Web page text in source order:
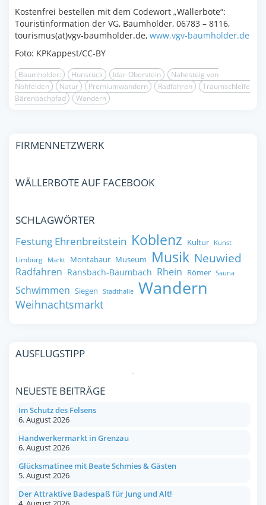
Kostenfrei bestellen mit dem Codewort „Wällerbote“:
Touristinformation der VG, Baumholder, 06783 – 8116,
tourismus(at)vgv-baumholder.de, www.vgv-baumholder.de
Foto: KPKappest/CC-BY
Baumholder: Hunsrück Idar-Oberstein
Nahesteig von
Nohfelden
Natur Premiumwandern Radfahren
Traumschleife
Bärenbachpfad
Wandern
FIRMENNETZWERK
WÄLLERBOTE AUF FACEBOOK
SCHLAGWÖRTER
Festung Ehrenbreitstein Koblenz Kultur Kunst
Limburg Markt Montabaur Museum Musik Neuwied
Radfahren Ransbach-Baumbach Rhein Römer Sauna
Schwimmen Siegen Stadthalle Wandern
Weihnachtsmarkt
AUSFLUGSTIPP
NEUESTE BEITRÄGE
Im Schutz des Felsens
6. August 2026
Handwerkermarkt in Grenzau
6. August 2026
Glücksmatinee mit Beate Schmies & Gästen
5. August 2026
Der Attraktive Badespaß für Jung und Alt!